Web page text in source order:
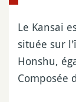
Le Kansai
située sur
Honshu,
Composée